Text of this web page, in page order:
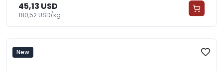
45,13 USD
180,52 USD/kg
New